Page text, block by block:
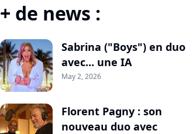
+ de news :
Sabrina ("Boys") en duo
avec... une IA
May 2, 2026
Florent Pagny : son
nouveau duo avec